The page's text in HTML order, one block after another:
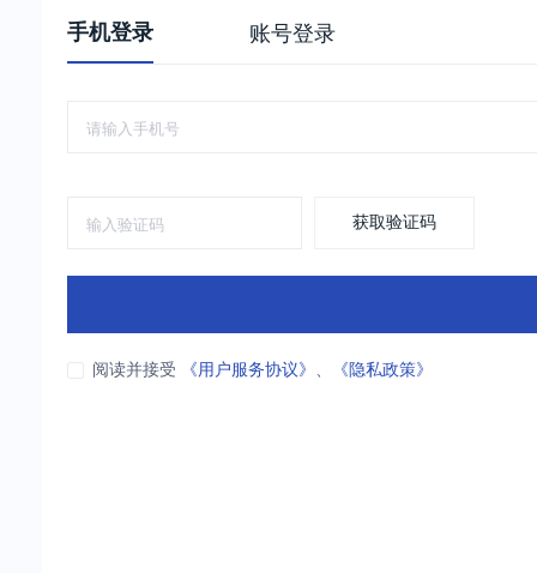
手机登录 账号登录
获取验证码
阅读并接受 《用户服务协议》 、 《隐私政策》